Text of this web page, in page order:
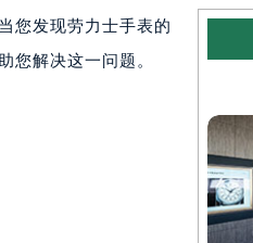
您发现劳力士手表的
您解决这一问题。